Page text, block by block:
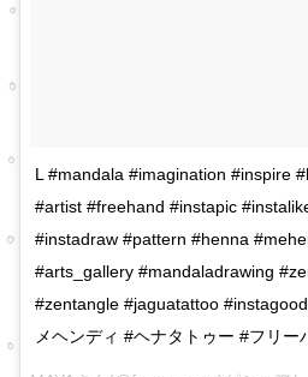
L #mandala #imagination #inspire
#artist #freehand #instapic
#instadraw #pattern #henna
#arts_gallery #mandaladrawing
#zentangle #jaguatattoo
メヘンディ #ヘナタトゥー #フリー